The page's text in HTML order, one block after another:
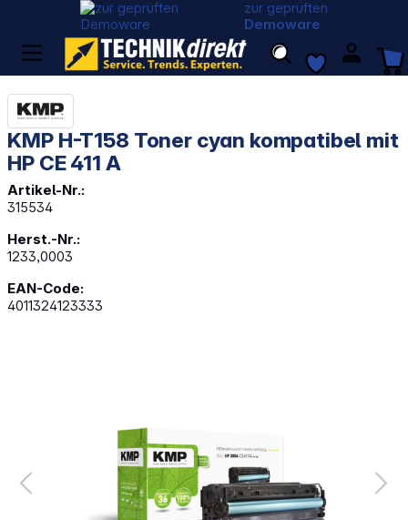
zur geprüften
Demoware
KMP H-T158 Toner cyan kompatibel mit
HP CE 411 A
Artikel-Nr.:
315534
Herst.-Nr.:
1233,0003
EAN-Code:
4011324123333